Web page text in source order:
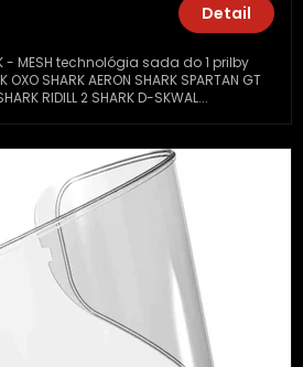
Detail
- MESH technológia sada do 1 prilby
SHARK AERON SHARK SPARTAN GT
RIDILL 2 SHARK D-SKWAL...